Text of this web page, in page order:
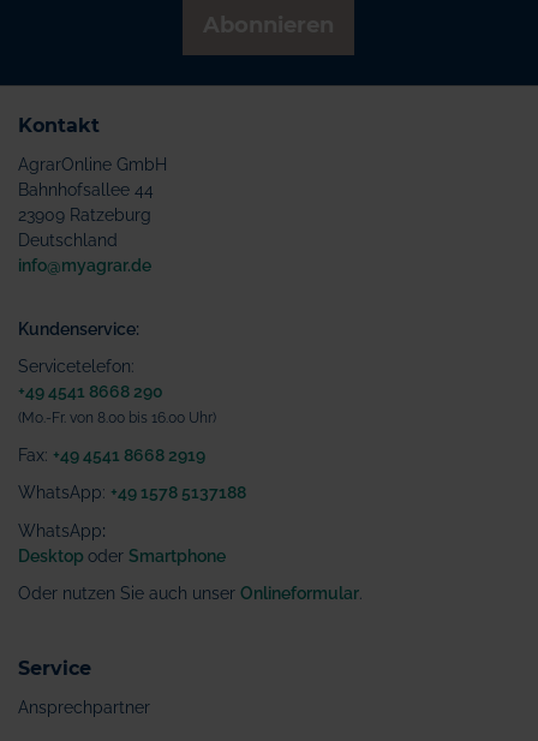
Kontakt
AgrarOnline GmbH
Bahnhofsallee 44
23909 Ratzeburg
Deutschland
info@myagrar.de
Kundenservice:
Servicetelefon:
+49 4541 8668 290
(Mo.-Fr. von 8.00 bis 16.00 Uhr)
Fax: +49 4541 8668 2919
WhatsApp: +49 1578 5137188
WhatsApp:
Desktop oder Smartphone
Oder nutzen Sie auch unser Onlineformular
Service
Ansprechpartner